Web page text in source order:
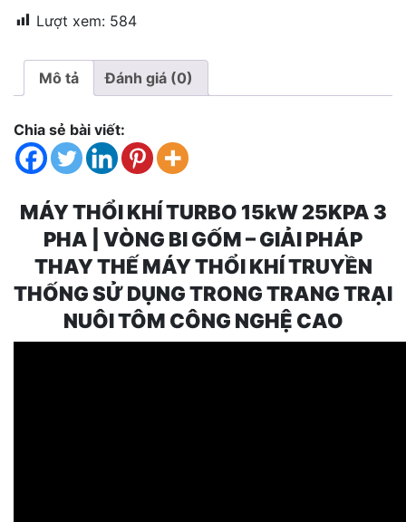
25kpa-
pha
Vòng
Gốm
số
lượng
Lượt xem: 584
Mô tả Đánh giá (0)
Chia sẻ bài viết:
MÁY THỔI KHÍ TURBO 15kW 25KPA 3
PHA | VÒNG BI GỐM – GIẢI PHÁP
THAY THẾ MÁY THỔI KHÍ TRUYỀN
THỐNG SỬ DỤNG TRONG TRANG TRẠI
NUÔI TÔM CÔNG NGHỆ CAO